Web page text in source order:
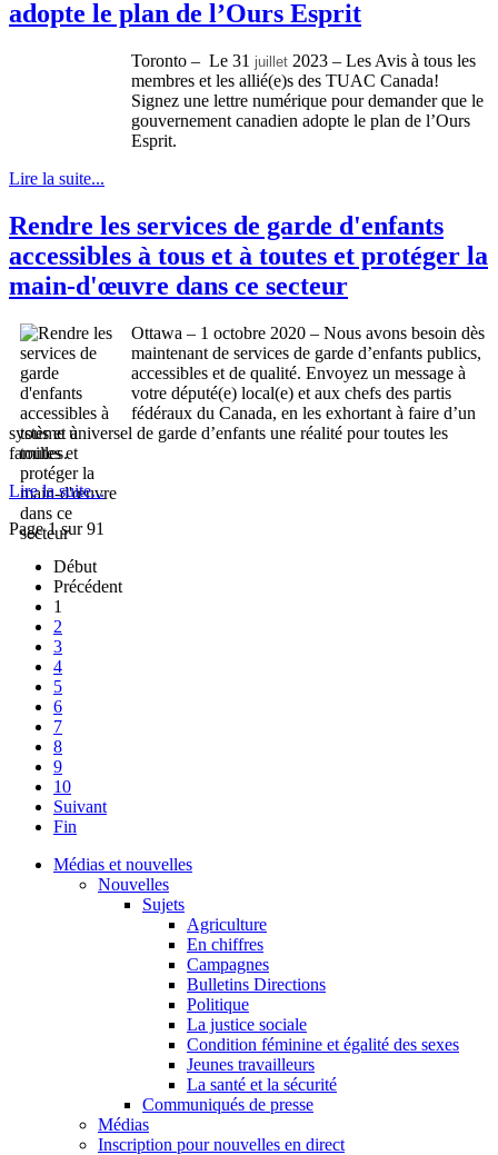
adopte le plan de l’Ours Esprit
Toronto – Le 31 juillet 2023 – Les Avis à tous les
membres et les allié(e)s des TUAC Canada!
Signez une lettre numérique pour demander que le
gouvernement canadien adopte le plan de l’Ours
Esprit.
Lire la suite...
Rendre les services de garde d'enfants
accessibles à tous et à toutes et protéger la
main-d'œuvre dans ce secteur
Ottawa – 1 octobre 2020 – Nous avons besoin dès
maintenant de services de garde d’enfants publics,
accessibles et de qualité. Envoyez un message à
votre député(e) local(e) et aux chefs des partis
fédéraux du Canada, en les exhortant à faire d’un
système universel de garde d’enfants une réalité pour toutes les
familles.
Lire la suite...
Page 1 sur 91
Début
Précédent
1
2
3
4
5
6
7
8
9
10
Suivant
Fin
Médias et nouvelles
Nouvelles
Sujets
Agriculture
En chiffres
Campagnes
Bulletins Directions
Politique
La justice sociale
Condition féminine et égalité des sexes
Jeunes travailleurs
La santé et la sécurité
Communiqués de presse
Médias
Inscription pour nouvelles en direct